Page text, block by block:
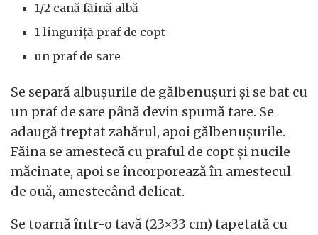
1/2 cană făină albă
1 linguriță praf de copt
un praf de sare
Se separă albușurile de gălbenușuri și se bat cu
un praf de sare până devin spumă tare. Se
adaugă treptat zahărul, apoi gălbenușurile.
Făina se amestecă cu praful de copt și nucile
măcinate, apoi se încorporează în amestecul
de ouă, amestecând delicat.
Se toarnă într-o tavă (23×33 cm) tapetată cu